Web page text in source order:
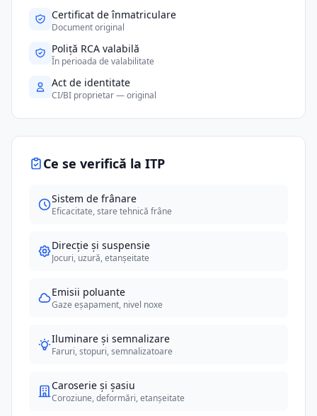
Certificat de înmatriculare
Document original
Poliță RCA valabilă
În perioada de valabilitate
Act de identitate
CI/BI proprietar — original
Ce se verifică la ITP
Sistem de frânare
Eficacitate, stare tehnică frâne
Direcție și suspensie
Jocuri, uzură, etanșeitate
Emisii poluante
Gaze eșapament, nivel noxe
Iluminare și semnalizare
Faruri, stopuri, semnalizatoare
Caroserie și șasiu
Coroziune, deformări, etanșeitate